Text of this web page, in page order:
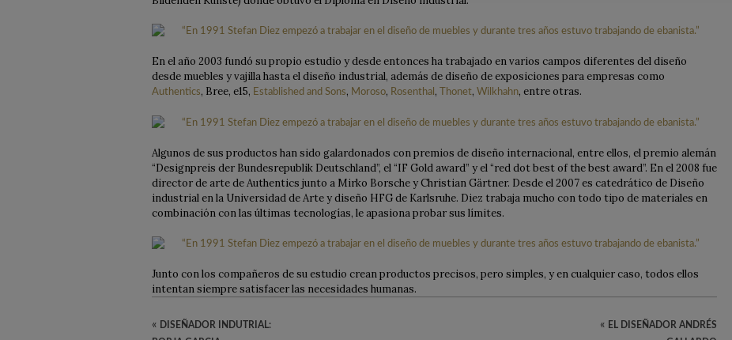
En el año 2003 fundó su propio estudio y desde entonces ha trabajado en varios campos diferentes del diseño
desde muebles y vajilla hasta el diseño industrial, además de diseño de exposiciones para empresas como
Authentics, Bree, e15, Established and Sons, Moroso, Rosenthal , Thonet, Wilkhahn, entre otras.
Algunos de sus productos han sido galardonados con premios de diseño internacional, entre ellos, el premio alemán
“Designpreis der Bundesrepublik Deutschland”, el “IF Gold award” y el “red dot best of the best award”. En el 2008 fue
director de arte de Authentics junto a Mirko Borsche y Christian Gärtner. Desde el 2007 es catedrático de Diseño
industrial en la Universidad de Arte y diseño HFG de Karlsruhe. Diez trabaja mucho con todo tipo de materiales en
combinación con las últimas tecnologías, le apasiona probar sus límites.
Junto con los compañeros de su estudio crean productos precisos, pero simples, y en cualquier caso, todos ellos
intentan siempre satisfacer las necesidades humanas.
« DISEÑADOR INDUTRIAL:
« EL DISEÑADOR ANDRÉS